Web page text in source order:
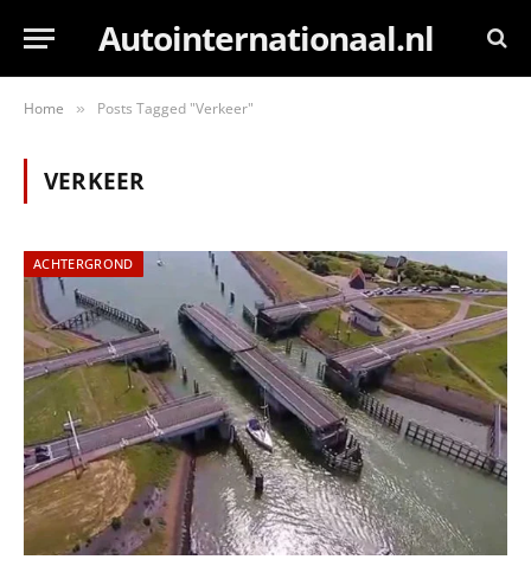
Autointernationaal.nl
Home » Posts Tagged "Verkeer"
VERKEER
ACHTERGROND